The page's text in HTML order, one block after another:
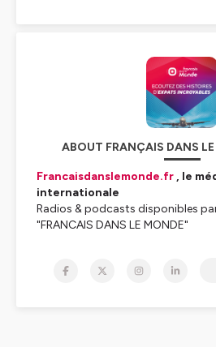
ABOUT FRANÇAIS DANS
Francaisdanslemonde.fr , le
internationale
Radios & podcasts disponibles
"FRANCAIS DANS LE MONDE"
Hébergé par Ausha. Visitez